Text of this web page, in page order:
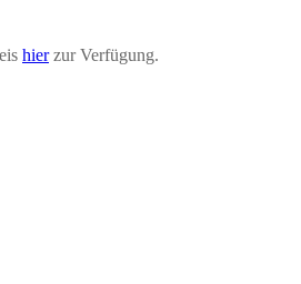
hierzur Verfügung.